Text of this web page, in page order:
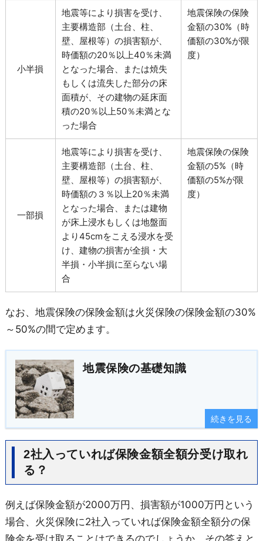
小半損
地震等により損害を受け、
主要構造部（土台、柱、
壁、屋根等）の損害額が、
時価額の20％以上40％未満
となった場合、または焼失
もしくは流失した部分の床
面積が、その建物の延床面
積の20％以上50％未満とな
った場合
地震保険の保険
金額の30%（時
価額の30%が限
度）
一部損
地震等により損害を受け、
主要構造部（土台、柱、
壁、屋根等）の損害額が、
時価額の３％以上20％未満
となった場合、または建物
が床上浸水もしくは地盤面
より45cmをこえる浸水を受
け、建物の損害が全損・大
半損・小半損に至らない場
合
地震保険の保険
金額の5%（時
価額の5%が限
度）
なお、地震保険の保険金額は火災保険の保険金額の30%
～50%の間で定めます。
地震保険の基礎知識
続きを見る
2社入っていれば保険金額全額分受け取れ
る？
例えば保険金額が2000万円、損害額が1000万円という
場合、火災保険に2社入っていれば保険金額全額分の保